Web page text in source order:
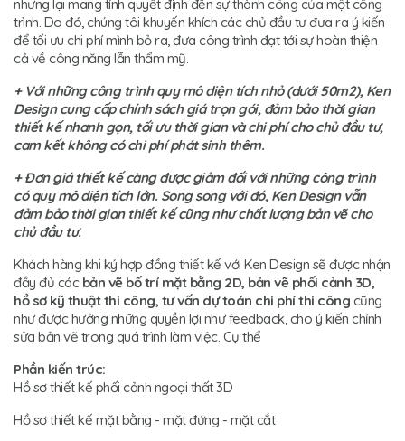
nhưng lại mang tính quyết định đến sự thành công của một công
trình. Do đó, chúng tôi khuyến khích các chủ đầu tư đưa ra ý kiến
để tối ưu chi phí mình bỏ ra, đưa công trình đạt tới sự hoàn thiện
cả về công năng lẫn thẩm mỹ.
+ Với những công trình quy mô diện tích nhỏ (dưới 50m2), Ken
Design cung cấp chính sách giá trọn gói, đảm bảo thời gian
thiết kế nhanh gọn, tối ưu thời gian và chi phí cho chủ đầu tư,
cam kết không có chi phí phát sinh thêm.
+ Đơn giá thiết kế càng được giảm đối với những công trình
có quy mô diện tích lớn. Song song với đó, Ken Design vẫn
đảm bảo thời gian thiết kế cũng như chất lượng bản vẽ cho
chủ đầu tư.
Khách hàng khi ký hợp đồng thiết kế với Ken Design sẽ được nhận
đầy đủ các bản vẽ bố trí mặt bằng 2D, bản vẽ phối cảnh 3D,
hồ sơ kỹ thuật thi công, tư vấn dự toán chi phí thi công cũng
như được hưởng những quyền lợi như feedback, cho ý kiến chỉnh
sửa bản vẽ trong quá trình làm việc. Cụ thể
Phần kiến trúc:
Hồ sơ thiết kế phối cảnh ngoại thất 3D
Hồ sơ thiết kế mặt bằng - mặt đứng - mặt cắt